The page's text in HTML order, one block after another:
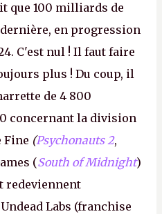
que 100 milliards de
en progression
C'est nul ! Il faut faire
plus ! Du coup, il
de 4 800
concernant la division
Fine (Psychonauts 2,
(South of Midnight)
redeviennent
Labs (franchise